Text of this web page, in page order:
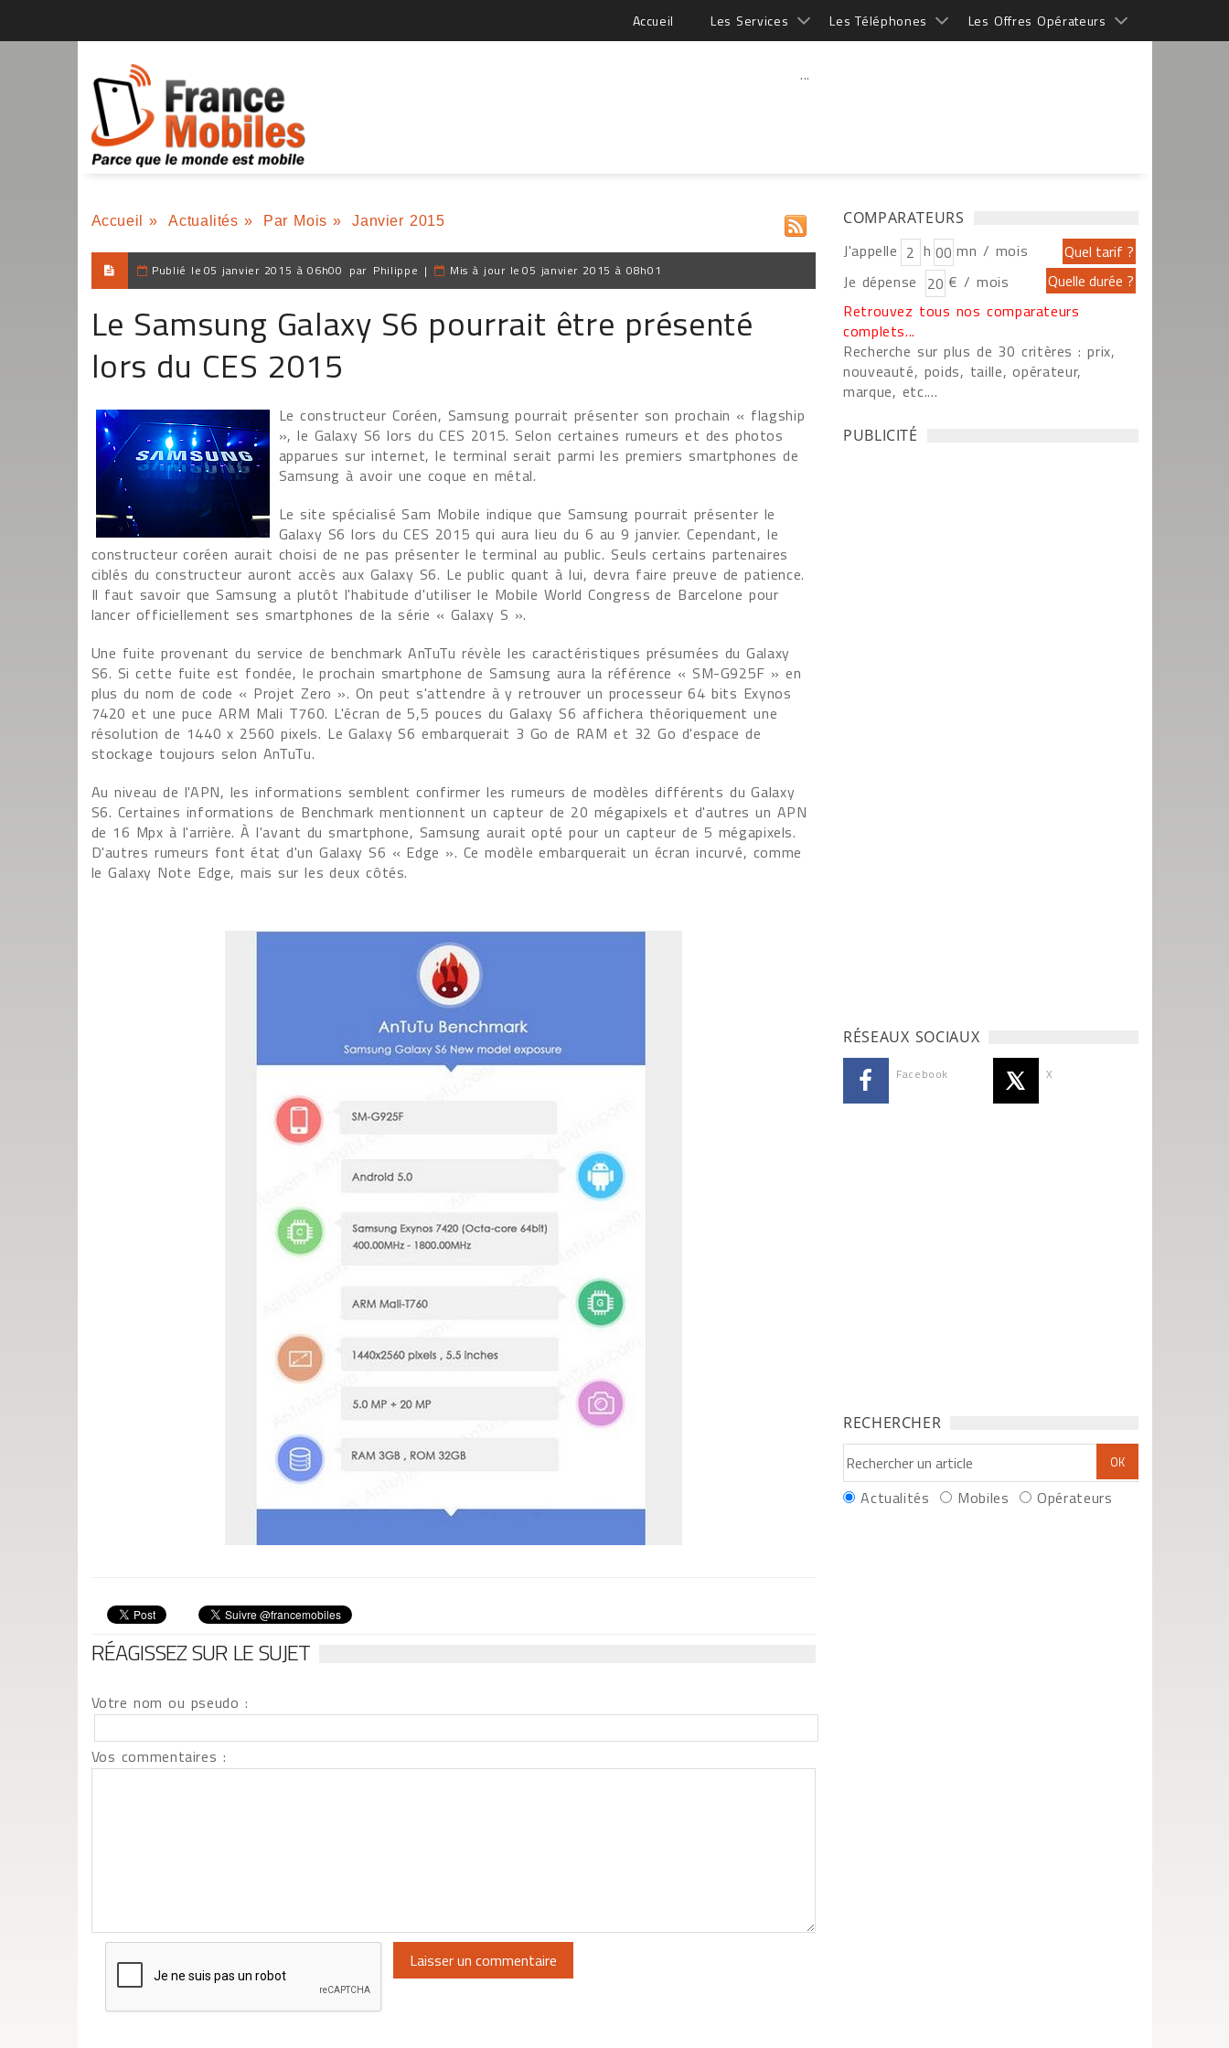
Accueil Les Services Les Téléphones Les Offres Opérateurs
...
Accueil » Actualités » Par Mois » Janvier 2015
Publié le 05 janvier 2015 à 06h00 par Philippe | Mis à jour le 05 janvier 2015 à 08h01
Le Samsung Galaxy S6 pourrait être présenté
lors du CES 2015
Le constructeur Coréen, Samsung pourrait présenter son prochain « flagship
», le Galaxy S6 lors du CES 2015. Selon certaines rumeurs et des photos
apparues sur internet, le terminal serait parmi les premiers smartphones de
Samsung à avoir une coque en métal.
Le site spécialisé Sam Mobile indique que Samsung pourrait présenter le
Galaxy S6 lors du CES 2015 qui aura lieu du 6 au 9 janvier. Cependant, le
constructeur coréen aurait choisi de ne pas présenter le terminal au public. Seuls certains partenaires
ciblés du constructeur auront accès aux Galaxy S6. Le public quant à lui, devra faire preuve de patience.
Il faut savoir que Samsung a plutôt l'habitude d'utiliser le Mobile World Congress de Barcelone pour
lancer officiellement ses smartphones de la série « Galaxy S ».
Une fuite provenant du service de benchmark AnTuTu révèle les caractéristiques présumées du Galaxy
S6. Si cette fuite est fondée, le prochain smartphone de Samsung aura la référence « SM-G925F » en
plus du nom de code « Projet Zero ». On peut s'attendre à y retrouver un processeur 64 bits Exynos
7420 et une puce ARM Mali T760. L'écran de 5,5 pouces du Galaxy S6 affichera théoriquement une
résolution de 1440 x 2560 pixels. Le Galaxy S6 embarquerait 3 Go de RAM et 32 Go d'espace de
stockage toujours selon AnTuTu.
Au niveau de l'APN, les informations semblent confirmer les rumeurs de modèles différents du Galaxy
S6. Certaines informations de Benchmark mentionnent un capteur de 20 mégapixels et d'autres un APN
de 16 Mpx à l'arrière. À l'avant du smartphone, Samsung aurait opté pour un capteur de 5 mégapixels.
D'autres rumeurs font état d'un Galaxy S6 « Edge ». Ce modèle embarquerait un écran incurvé, comme
le Galaxy Note Edge, mais sur les deux côtés.
RÉAGISSEZ SUR LE SUJET
Votre nom ou pseudo :
Vos commentaires :
COMPARATEURS
J'appelle h
mn / mois
Je dépense
€ / mois
Retrouvez tous nos comparateurs
complets...
Recherche sur plus de 30 critères : prix,
nouveauté, poids, taille, opérateur,
marque, etc....
PUBLICITÉ
RÉSEAUX SOCIAUX
Facebook X
RECHERCHER
Actualités Mobiles Opérateurs